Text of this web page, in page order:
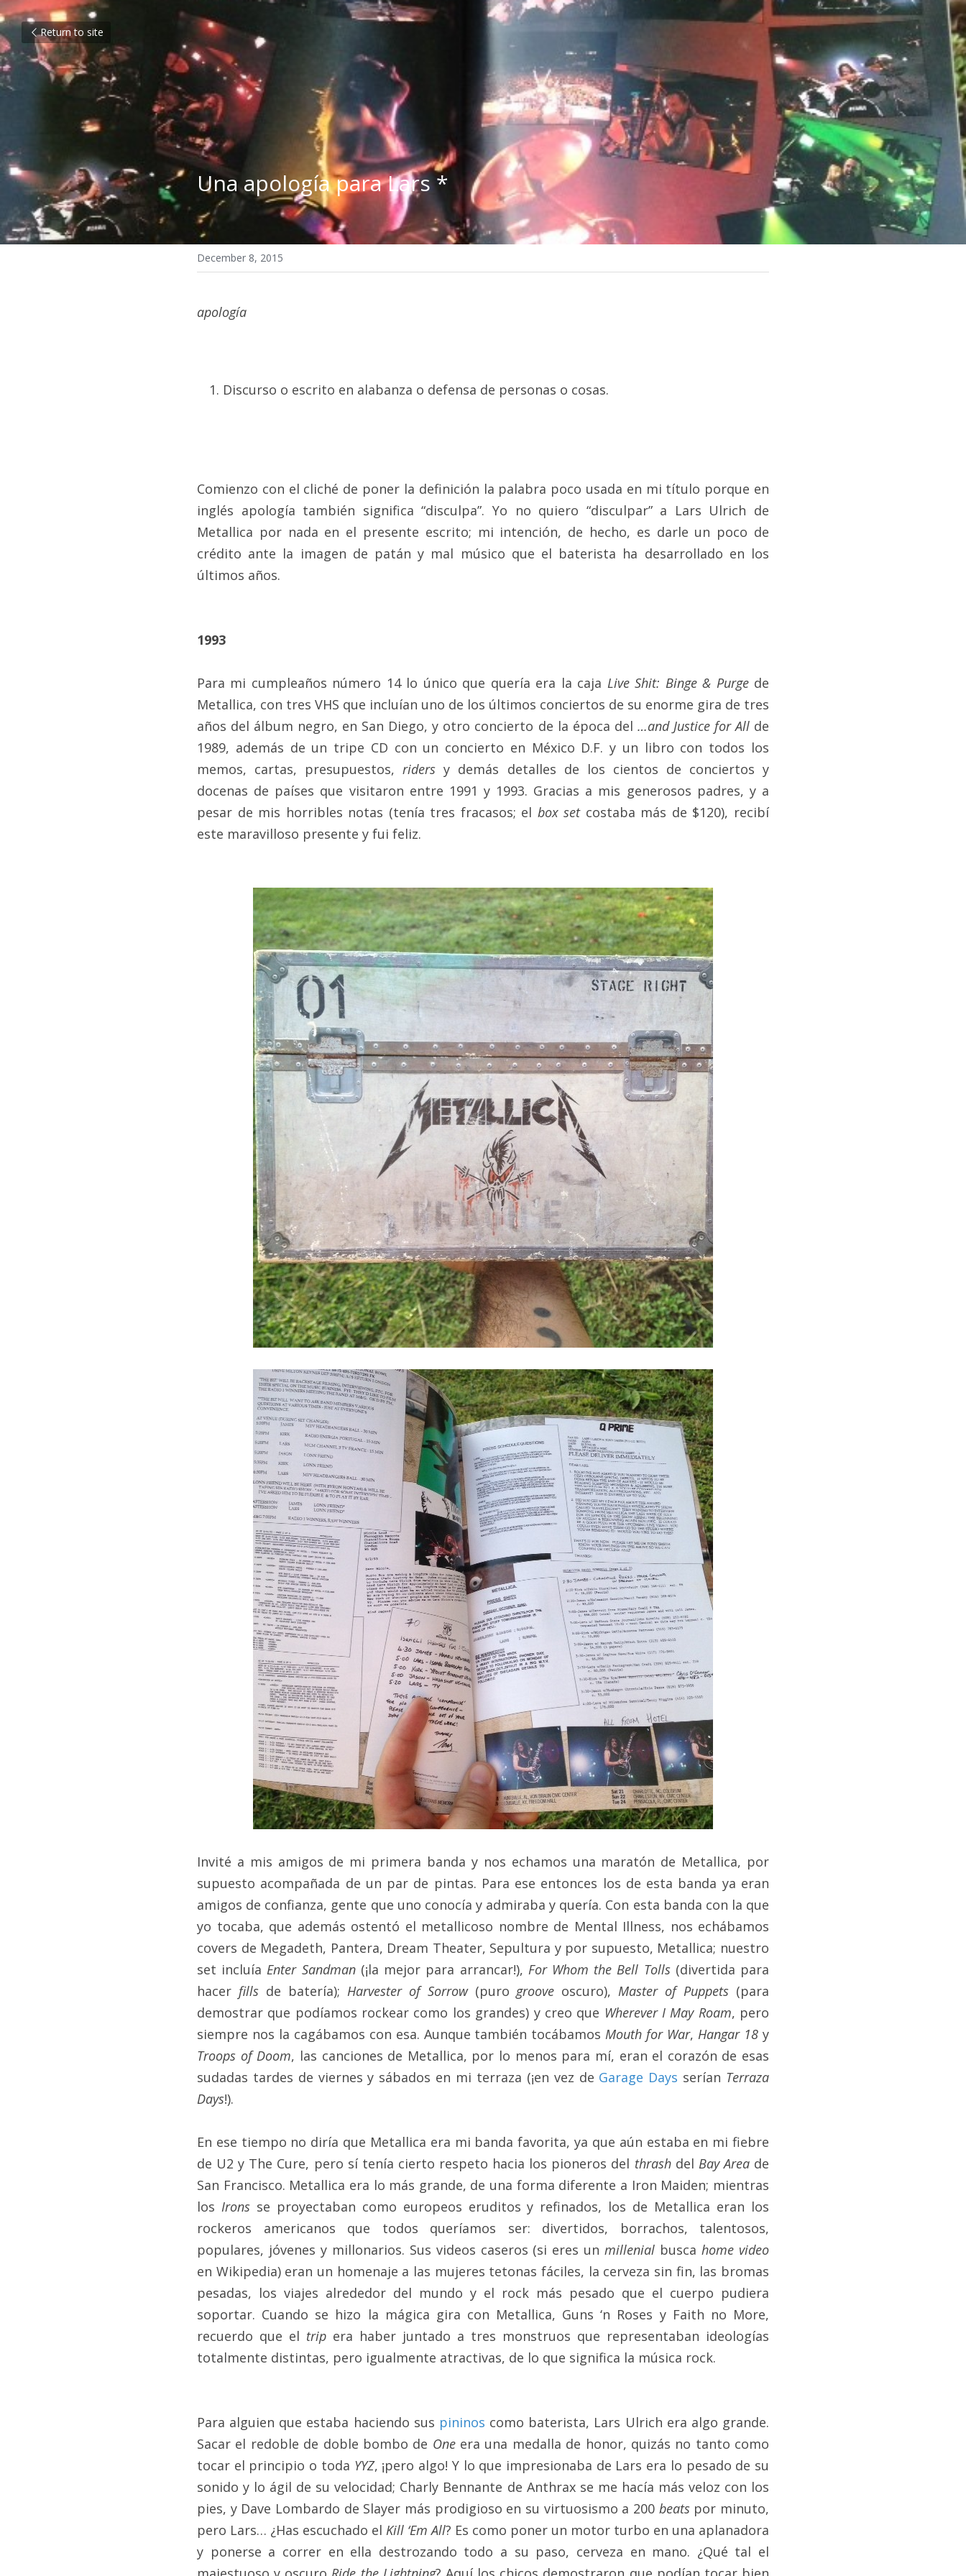
Return to site
Una apología para Lars *
December 8, 2015
apología
Discurso o escrito en alabanza o defensa de personas o cosas.
Comienzo con el cliché de poner la definición la palabra poco usada en mi título porque en
inglés apología también significa “disculpa”. Yo no quiero “disculpar” a Lars Ulrich de
Metallica por nada en el presente escrito; mi intención, de hecho, es darle un poco de
crédito ante la imagen de patán y mal músico que el baterista ha desarrollado en los
últimos años.
1993
Para mi cumpleaños número 14 lo único que quería era la caja Live Shit: Binge & Purge de
Metallica, con tres VHS que incluían uno de los últimos conciertos de su enorme gira de tres
años del álbum negro, en San Diego, y otro concierto de la época del …and Justice for All de
1989, además de un tripe CD con un concierto en México D.F. y un libro con todos los
memos, cartas, presupuestos, riders y demás detalles de los cientos de conciertos y
docenas de países que visitaron entre 1991 y 1993. Gracias a mis generosos padres, y a
pesar de mis horribles notas (tenía tres fracasos; el box set costaba más de $120), recibí
este maravilloso presente y fui feliz.
Invité a mis amigos de mi primera banda y nos echamos una maratón de Metallica, por
supuesto acompañada de un par de pintas. Para ese entonces los de esta banda ya eran
amigos de confianza, gente que uno conocía y admiraba y quería. Con esta banda con la que
yo tocaba, que además ostentó el metallicoso nombre de Mental Illness, nos echábamos
covers de Megadeth, Pantera, Dream Theater, Sepultura y por supuesto, Metallica; nuestro
set incluía Enter Sandman (¡la mejor para arrancar!), For Whom the Bell Tolls (divertida para
hacer fills de batería); Harvester of Sorrow (puro groove oscuro), Master of Puppets (para
demostrar que podíamos rockear como los grandes) y creo que Wherever I May Roam, pero
siempre nos la cagábamos con esa. Aunque también tocábamos Mouth for War, Hangar 18
Troops of Doom, las canciones de Metallica, por lo menos para mí, eran el corazón de esas
sudadas tardes de viernes y sábados en mi terraza (¡en vez de Garage Days serían Terraza
Days!).
En ese tiempo no diría que Metallica era mi banda favorita, ya que aún estaba en mi fiebre
de U2 y The Cure, pero sí tenía cierto respeto hacia los pioneros del thrash del Bay Area de
San Francisco. Metallica era lo más grande, de una forma diferente a Iron Maiden; mientras
los Irons se proyectaban como europeos eruditos y refinados, los de Metallica eran los
rockeros americanos que todos queríamos ser: divertidos, borrachos, talentosos,
populares, jóvenes y millonarios. Sus videos caseros (si eres un millenial busca
en Wikipedia) eran un homenaje a las mujeres tetonas fáciles, la cerveza sin fin, las bromas
pesadas, los viajes alrededor del mundo y el rock más pesado que el cuerpo pudiera
soportar. Cuando se hizo la mágica gira con Metallica, Guns ‘n Roses y Faith no More,
recuerdo que el trip era haber juntado a tres monstruos que representaban ideologías
totalmente distintas, pero igualmente atractivas, de lo que significa la música rock.
Para alguien que estaba haciendo sus pininos como baterista, Lars Ulrich era algo grande.
Sacar el redoble de doble bombo de One era una medalla de honor, quizás no tanto como
tocar el principio o toda YYZ, ¡pero algo! Y lo que impresionaba de Lars era lo pesado de su
sonido y lo ágil de su velocidad; Charly Bennante de Anthrax se me hacía más veloz con los
pies, y Dave Lombardo de Slayer más prodigioso en su virtuosismo a 200 beats por minuto,
pero Lars… ¿Has escuchado el Kill ‘Em All? Es como poner un motor turbo en una aplanadora
y ponerse a correr en ella destrozando todo a su paso, cerveza en mano. ¿Qué tal el